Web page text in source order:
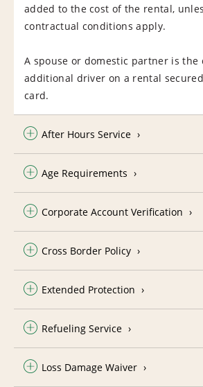
added to the cost of the rental,
contractual conditions apply.
A spouse or domestic partner is
additional driver on a rental
card.
After Hours Service
Age Requirements
Corporate Account Verification
Cross Border Policy
Extended Protection
Refueling Service
Loss Damage Waiver